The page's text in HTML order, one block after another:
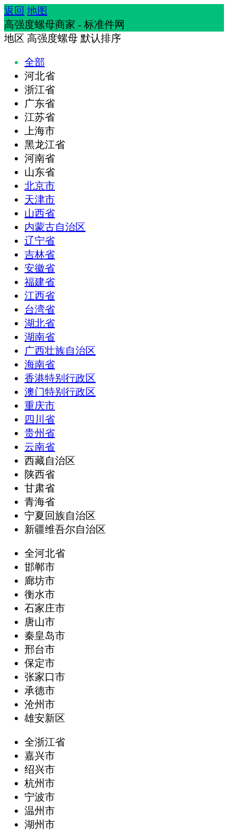
返回 地图
高强度螺母商家 - 标准件网
地区 高强度螺母 默认排序
全部
河北省
浙江省
广东省
江苏省
上海市
黑龙江省
河南省
山东省
北京市
天津市
山西省
内蒙古自治区
辽宁省
吉林省
安徽省
福建省
江西省
台湾省
湖北省
湖南省
广西壮族自治区
海南省
香港特别行政区
澳门特别行政区
重庆市
四川省
贵州省
云南省
西藏自治区
陕西省
甘肃省
青海省
宁夏回族自治区
新疆维吾尔自治区
全河北省
邯郸市
廊坊市
衡水市
石家庄市
唐山市
秦皇岛市
邢台市
保定市
张家口市
承德市
沧州市
雄安新区
全浙江省
嘉兴市
绍兴市
杭州市
宁波市
温州市
湖州市